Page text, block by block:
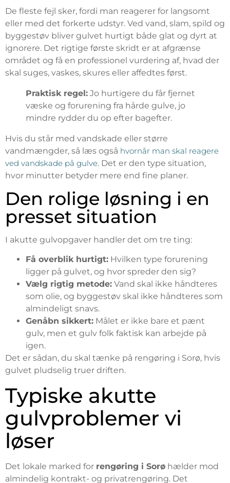
De fleste fejl sker, fordi man reagerer for langsomt
eller med det forkerte udstyr. Ved vand, slam, spild og
byggestøv bliver gulvet hurtigt både glat og dyrt at
ignorere. Det rigtige første skridt er at afgrænse
området og få en professionel vurdering af, hvad der
skal suges, vaskes, skures eller affedtes først.
Praktisk regel: Jo hurtigere du får fjernet
væske og forurening fra hårde gulve, jo
mindre rydder du op efter bagefter.
Hvis du står med vandskade eller større
vandmængder, så læs også hvornår man skal reagere
ved vandskade på gulve. Det er den type situation,
hvor minutter betyder mere end fine planer.
Den rolige løsning i en
presset situation
I akutte gulvopgaver handler det om tre ting:
Få overblik hurtigt: Hvilken type forurening
ligger på gulvet, og hvor spreder den sig?
Vælg rigtig metode: Vand skal ikke håndteres
som olie, og byggestøv skal ikke håndteres som
almindeligt snavs.
Genåbn sikkert: Målet er ikke bare et pænt
gulv, men et gulv folk faktisk kan arbejde på
igen.
Det er sådan, du skal tænke på rengøring i Sorø, hvis
gulvet pludselig truer driften.
Typiske akutte
gulvproblemer vi
løser
Det lokale marked for rengøring i Sorø hælder mod
almindelig kontrakt- og privatrengøring. Det